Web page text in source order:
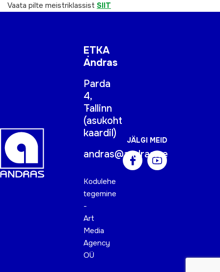
Vaata pilte meistriklassist SIIT
ETKA
Andras
Parda
4,
Tallinn
(asukoht
kaardil)
andras@andras.ee
Kodulehe
tegemine
-
Art
Media
Agency
OÜ
JÄLGI MEID